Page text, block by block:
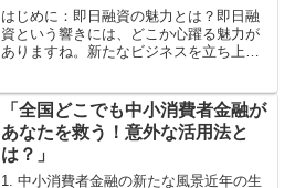
はじめに：即日融資の魅力とは？即日融
資という響きには、どこか心躍る魅力が
ありますね。新たなビジネスを立ち上げ
きな課題ですが、そんな時に即日融資は
まさに救世主！必要な時に...
「全国どこでも中小消費者金融が
あなたを救う！意外な活用法と
は？」
1. 中小消費者金融の新たな風景近年の生